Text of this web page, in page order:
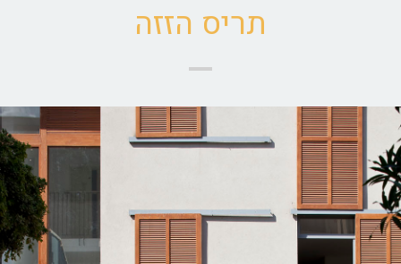
תריס הזזה